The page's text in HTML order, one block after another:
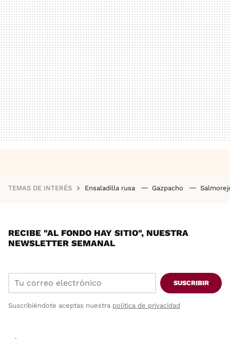
TEMAS DE INTERÉS Ensaladilla rusa Gazpacho
RECIBE "AL FONDO HAY SITIO", NUESTRA
NEWSLETTER SEMANAL
SUSCRIBIR
Suscribiéndote aceptas nuestra política de privacidad